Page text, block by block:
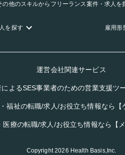
の他のスキルからフリーランス案件・求人を
を探す 雇用形
運営会社関連サービス
よるSES事業者のための営業支援ツ
福祉の転職/求人/お役立ち情報なら【
医療の転職/求人/お役立ち情報なら【メ
Copyright2026 Health Basis,Inc.